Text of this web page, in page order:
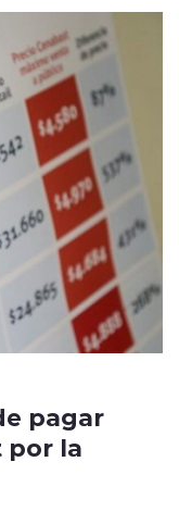
pagar
por la